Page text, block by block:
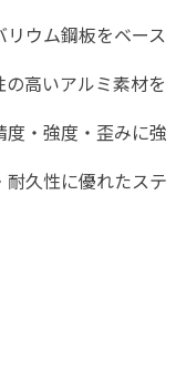
ウム鋼板をベース
の高いアルミ素材を
・強度・歪みに強
久性に優れたステ